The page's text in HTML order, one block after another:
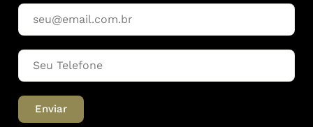
Enviar